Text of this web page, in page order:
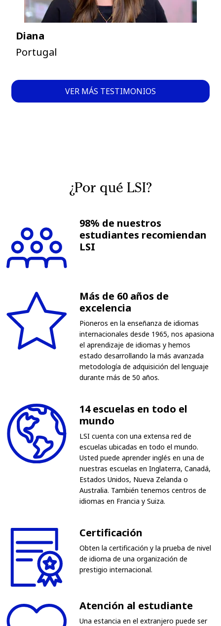
Diana
Portugal
VER MÁS TESTIMONIOS
¿Por qué LSI?
98% de nuestros
estudiantes recomiendan
LSI
Más de 60 años de
excelencia
Pioneros en la enseñanza de idiomas
internacionales desde 1965, nos apasiona
el aprendizaje de idiomas y hemos
estado desarrollando la más avanzada
metodología de adquisición del lenguaje
durante más de 50 años.
14 escuelas en todo el
mundo
LSI cuenta con una extensa red de
escuelas ubicadas en todo el mundo.
Usted puede aprender inglés en una de
nuestras escuelas en Inglaterra, Canadá,
Estados Unidos, Nueva Zelanda o
Australia. También tenemos centros de
idiomas en Francia y Suiza.
Certificación
Obten la certificación y la prueba de nivel
de idioma de una organización de
prestigio internacional.
Atención al estudiante
Una estancia en el extranjero puede ser